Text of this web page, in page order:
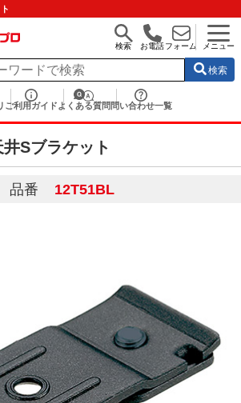
検索 お電話フォーム メニュー
検索
ご利用ガイド よくある質問 問い合わせ一覧
Sブラケット
品番 12T51BL